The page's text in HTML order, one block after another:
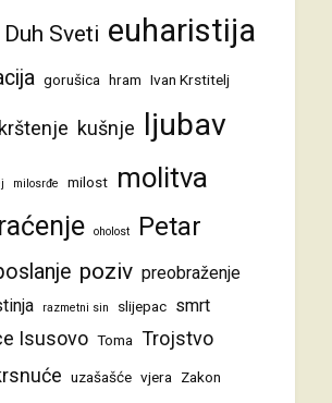
Duh Sveti euharistija
gorušica hram Ivan Krstitelj
krštenje kušnje ljubav
milosrđe milost molitva
oholost Petar
poziv preobraženje
razmetni sin slijepac smrt
Isusovo Toma Trojstvo
uzašašće vjera
Zakon